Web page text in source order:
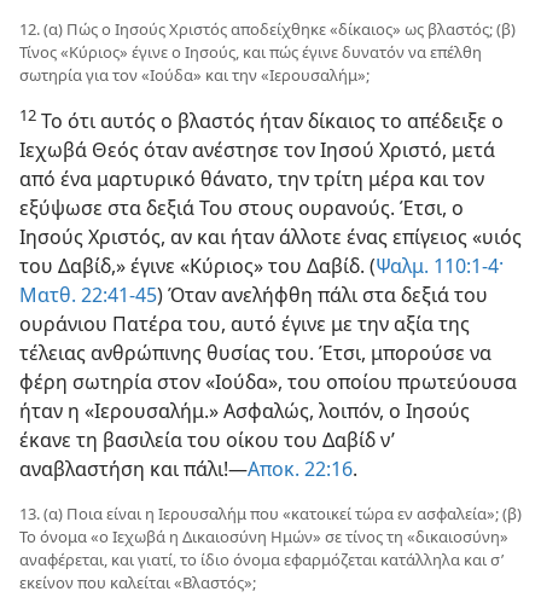
12. (α) Πώς ο Ιησούς Χριστός αποδείχθηκε «δίκαιος» ως βλαστός; (β)
Τίνος «Κύριος» έγινε ο Ιησούς, και πώς έγινε δυνατόν να επέλθη
σωτηρία για τον «Ιούδα» και την «Ιερουσαλήμ»;
12 Το ότι αυτός ο βλαστός ήταν δίκαιος το απέδειξε ο
Ιεχωβά Θεός όταν ανέστησε τον Ιησού Χριστό, μετά
από ένα μαρτυρικό θάνατο, την τρίτη μέρα και τον
εξύψωσε στα δεξιά Του στους ουρανούς. Έτσι, ο
Ιησούς Χριστός, αν και ήταν άλλοτε ένας επίγειος «υιός
του Δαβίδ,» έγινε «Κύριος» του Δαβίδ. (Ψαλμ. 110:1-4·
Ματθ. 22:41-45) Όταν ανελήφθη πάλι στα δεξιά του
ουράνιου Πατέρα του, αυτό έγινε με την αξία της
τέλειας ανθρώπινης θυσίας του. Έτσι, μπορούσε να
φέρη σωτηρία στον «Ιούδα», του οποίου πρωτεύουσα
ήταν η «Ιερουσαλήμ.» Ασφαλώς, λοιπόν, ο Ιησούς
έκανε τη βασιλεία του οίκου του Δαβίδ ν’
αναβλαστήση και πάλι!—Αποκ. 22:16.
13. (α) Ποια είναι η Ιερουσαλήμ που «κατοικεί τώρα εν ασφαλεία»; (β)
Το όνομα «ο Ιεχωβά η Δικαιοσύνη Ημών» σε τίνος τη «δικαιοσύνη»
αναφέρεται, και γιατί, το ίδιο όνομα εφαρμόζεται κατάλληλα και σ’
εκείνον που καλείται «Βλαστός»;